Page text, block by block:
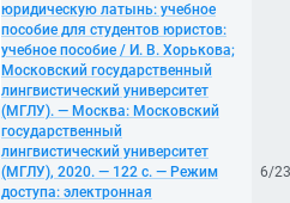
юридическую латынь: учебное
пособие для студентов юристов:
учебное пособие / И. В. Хорькова;
Московский государственный
лингвистический университет
(МГЛУ). — Москва: Московский
государственный
лингвистический университет
(МГЛУ), 2020. — 122 с. — Режим
доступа: электронная
6/